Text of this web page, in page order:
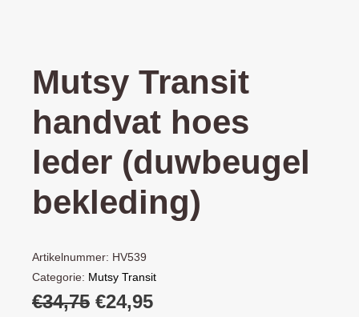
Mutsy Transit
handvat hoes
leder (duwbeugel
bekleding)
Artikelnummer: HV539
Categorie: Mutsy Transit
€34,75 Oorspronkelijke
€24,95Huidige